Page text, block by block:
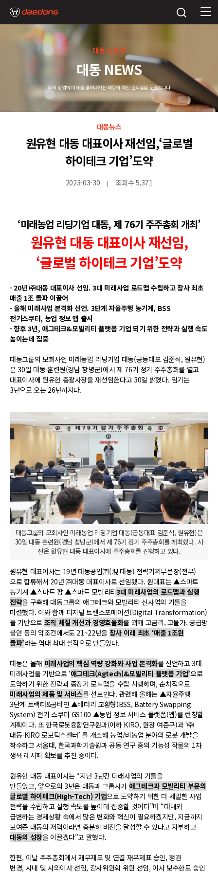
대동 스토리
대동 NEWS
우리 농업의 미래를 열어나가는 대동의 최신 소식들을 모았습니다
대동뉴스
원유현 대동 대표이사 재선임,‘글로벌
하이테크 기업’도약
2023-03-30 | 조회수 5,371
‘미래농업 리딩기업 대동, 제 76기 주주총회 개최’
원유현 대동 대표이사 재선임,
‘글로벌 하이테크 기업’도약
- 20년 ㈜대동 대표이사 선임. 3대 미래사업 로드맵 수립하고 창사 최초
매출 1조 돌파 이끌어
- 올해 미래사업 본격화 선언. 3단계 자율주행 농기계, BSS
전기스쿠터, 농업 정보 앱 출시
- 향후 3년, 애그테크&모빌리티 플랫폼 기업 되기 위한 전략과 실행 속도
높이는데 집중
대동그룹의 모회사인 미래농업 리딩기업 대동(공동대표 김준식, 원유현)
은 30일 대동 훈련원(경남 창녕군)에서 제 76기 정기 주주총회를 열고
대표이사에 원유현 총괄사장을 재선임한다고 30일 밝혔다. 임기는
3년으로 오는 26년까지다.
대동그룹의 모회사인 미래농업 리딩기업 대동(공동대표 김준식, 원유현)은
30일 대동 훈련원(경남 창녕군)에서 제 76기 정기 주주총회를 개최했다. 사
진은 원유현 대동 대표이사에 주주총회를 진행하고 있다.
원유현 대표이사는 19년 대동공업㈜(現 대동) 전략기획부문장(전무)
으로 합류해서 20년 ㈜대동 대표이사로 선임됐다. 원대표는 ▲스마트
농기계 ▲스마트 팜 ▲스마트 모빌리티3대 미래사업의 로드맵과 실행
전략을 구축해 대동그룹의 애그테크와 모빌리티 신사업의 기틀을
마련했다. 이와 함께 디지털 트랜스포메이션(Digital Transformation)
을 기반으로 조직 체질 개선과 경영효율화를 꾀해 고금리, 고물가, 공급망
불안 등의 악조건에서도 21~22년을 창사 이래 최초 ‘매출 1조원
돌파’라는 역대 최대 실적으로 만들었다.
대동은 올해 미래사업의 핵심 역량 강화와 사업 본격화를 선언하고 3대
미래사업을 기반으로 ‘애그테크(Agtech)&모빌리티 플랫폼 기업’으로
도약하기 위한 전략과 중장기 로드맵을 수립 시행하며, 순차적으로
미래사업의 제품 및 서비스를 선보인다. 관련해 올해는 ▲자율주행
3단계 트랙터&콤바인 ▲배터리 교환형(BSS, Battery Swapping
System) 전기 스쿠터 GS100 ▲농업 정보 서비스 플랫폼(앱)를 런칭할
계획이다. 또 한국로봇융합연구원과(이하 KIRO, 원장 여준구)과 ‘㈜
대동-KIRO 로보틱스센터’ 를 개소해 농업/비농업 분야의 로봇 개발을
착수하고 서울대, 한국과학기술원과 공동 연구 중의 기능성 작물의 1차
생육 레시피 확보를 추진 중이다.
원유현 대동 대표이사는 “지난 3년간 미래사업의 기틀을
만들었고, 앞으로의 3년은 대동과 그룹사가 애그테크과 모빌리티 부문의
글로벌 하이테크(High-Tech) 기업으로 도약하기 위한 더 세밀한 사업
전략을 수립하고 실행 속도를 높이데 집중할 것이다”며 “대내외
급변하는 경제상황 속에서 많은 변화와 혁신이 필요하겠지만, 지금까지
보여준 대동의 저력이라면 충분히 비전을 달성할 수 있다고 자부하고
대동의 성장을 이끌겠다”고 말했다.
한편, 이날 주주총회에서 재무제표 및 연결 재무제표 승인, 정관
변경, 사내 및 사외이사 선임, 감사위원회 위원 선임, 이사 보수한도 승인